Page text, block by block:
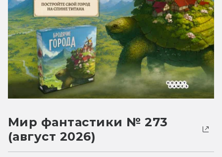
Мир фантастики № 273
(август 2026)